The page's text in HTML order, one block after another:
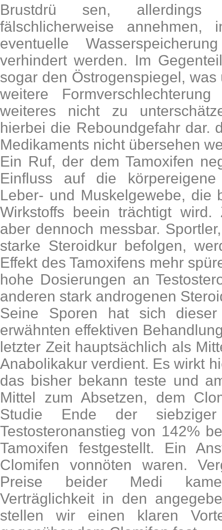
Brustdrü sen,
fälschlicherweise annehmen,
eventuelle
verhindert werden. Im
sogar den Östrogenspiegel,
weitere
weiteres nicht zu
hierbei die Reboundgefahr dar.
Medikaments nicht übersehen
Ein Ruf, der dem Tamoxifen
Einfluss auf die körpereigene
Leber- und Muskelgewebe, die
Wirkstoffs beein trächtigt wird.
aber dennoch messbar.
starke Steroidkur befolgen,
Effekt des Tamoxifens mehr
hohe Dosierungen an
anderen stark androgenen
Seine Sporen hat sich
erwähnten effektiven
letzter Zeit hauptsächlich als
Anabolikakur verdient. Es wirkt
das bisher bekann teste und
Mittel zum Absetzen, dem
Studie Ende der
Testosteronanstieg von 142%
Tamoxifen festgestellt. Ein
Clomifen vonnöten waren.
Preise beider Medi
Verträglichkeit in den
stellen wir einen klaren